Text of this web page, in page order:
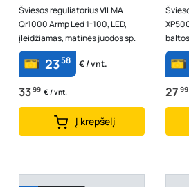
Šviesos reguliatorius VILMA
Qr1000 Armp Led 1-100, LED,
įleidžiamas, matinės juodos sp.
2358 € / vnt.
3399 € / vnt.
Į krepšelį
27 99